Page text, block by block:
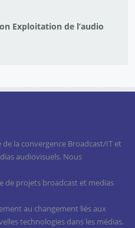
Exploitation de l’audio
de la convergence Broadcast/IT et
audiovisuels. Nous
de projets broadcast et medias
au changement liés aux
technologies dans les médias.